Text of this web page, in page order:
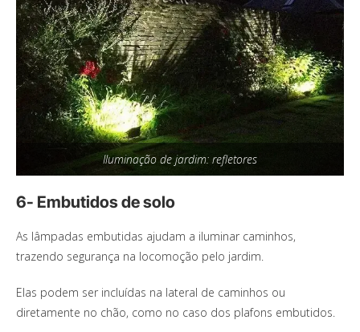
Iluminação de jardim: refletores
6- Embutidos de solo
As lâmpadas embutidas ajudam a iluminar caminhos,
trazendo segurança na locomoção pelo jardim.
Elas podem ser incluídas na lateral de caminhos ou
diretamente no chão, como no caso dos plafons embutidos.